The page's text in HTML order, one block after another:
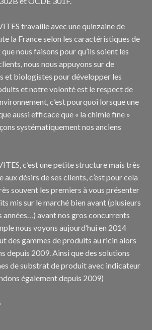
travaille avec une quinzaine de
la France selon les caractéristiques de
nous faisons pour qu’ils soient les
nous nous appuyons sur de
et biologistes pour développer les
et notre volonté est le respect de
c’est pourquoi lorsque une
aussi efficace que « la chimie fine »
systématiquement nos anciens
c’est une petite structure mais très
désirs de ses clients, c’est pour cela
souvent les premiers à vous présenter
mis sur le marché bien avant (plusieurs
années…) avant nos gros concurrents
nous voyons aujourd’hui en 2014
des gammes de produits au ricin alors
depuis 2009. Ainsi que des solutions
de substrat de produit avec indicateur
également depuis 2009)